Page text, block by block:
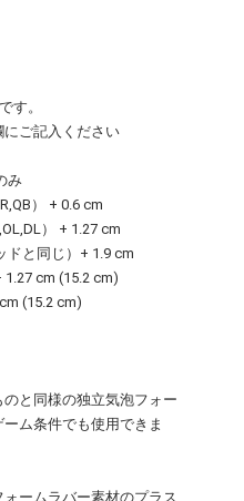
す。
ご記入ください
み
） + 0.6 cm
） + 1.27 cm
ドと同じ）+ 1.9 cm
cm (15.2 cm)
(15.2 cm)
と同様の独立気泡フォー
ム条件でも使用できま
ームラバー素材のプラス